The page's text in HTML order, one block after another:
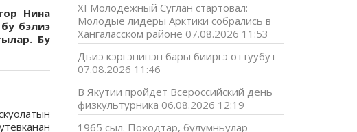
Нина
бэлиэ
Бу
XI Молодёжный Суглан стартовал:
Молодые лидеры Арктики собрались в
Хангаласском районе 07.08.2026 11:53
Дьиэ кэргэнинэн бары бииргэ оттуубут
07.08.2026 11:46
В Якутии пройдет Всероссийский день
физкультурника 06.08.2026 12:19
1965 сыл. Походтар, булумньулар